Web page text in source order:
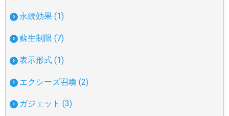
永続効果 (1)
蘇生制限 (7)
表示形式 (1)
エクシーズ召喚 (2)
ガジェット (3)